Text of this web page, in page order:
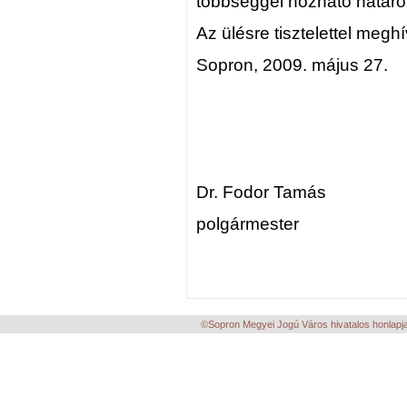
Az ülésre tisztelettel
Sopron, 2009. május 27.
Dr. Fodor Tamás
polgármester
©Sopron Megyei Jogú Város hivatalos